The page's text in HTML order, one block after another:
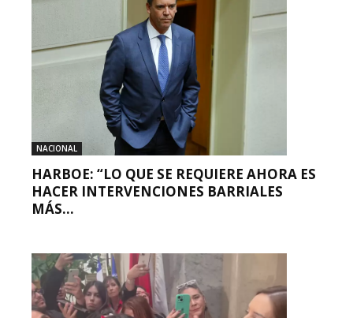
NACIONAL
HARBOE: “LO QUE SE REQUIERE AHORA ES
HACER INTERVENCIONES BARRIALES
MÁS...